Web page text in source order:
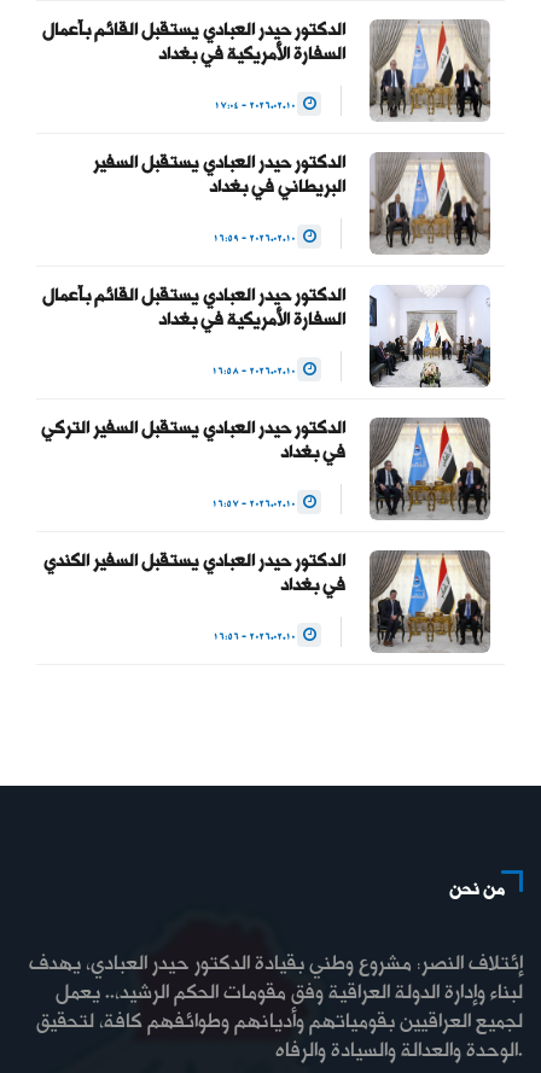
العبادي
(@HaiderAlAbadi)
January 23, 2026
الدكتور حيدر العبادي يستقبل القائم بأعمال
السفارة الأمريكية في بغداد
الدكتور حيدر العبادي يستقبل السفير
البريطاني في بغداد
الدكتور حيدر العبادي يستقبل القائم بأعمال
السفارة الأمريكية في بغداد
الدكتور حيدر العبادي يستقبل السفير التركي
في بغداد
الدكتور حيدر العبادي يستقبل السفير الكندي
في بغداد
من نحن
إئتلاف النصر: مشروع وطني بقيادة الدكتور حيدر العبادي، يهدف
لبناء وإدارة الدولة العراقية وفق مقومات الحكم الرشيد،.. يعمل
لجميع العراقيين بقومياتهم وأديانهم وطوائفهم كافة، لتحقيق
الوحدة والعدالة والسيادة والرفاه.